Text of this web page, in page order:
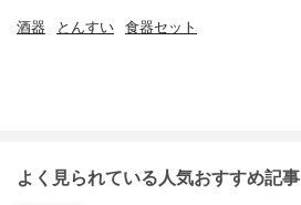
酒器 とんすい 食器セット
よく見られている人気おすすめ記事